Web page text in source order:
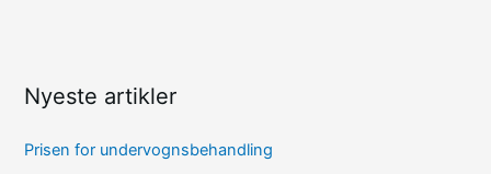
Nyeste artikler
Prisen for undervognsbehandling